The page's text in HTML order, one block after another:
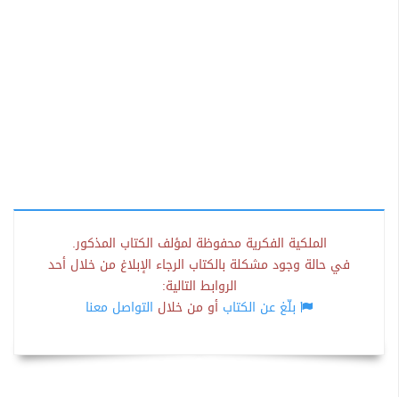
الملكية الفكرية محفوظة لمؤلف الكتاب المذكور.
في حالة وجود مشكلة بالكتاب الرجاء الإبلاغ من خلال أحد
الروابط التالية:
بلّغ عن الكتاب أو من خلال التواصل معنا